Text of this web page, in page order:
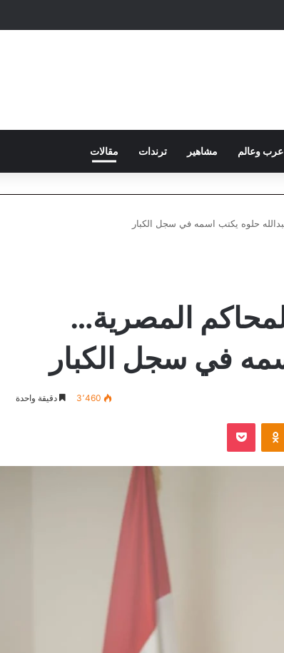
عرب وعالم مشاهير ترندات مقالات
حلوه يكتب اسمه في سجل الكبار
المصرية…
في سجل الكبار
3٬460 دقيقة واحدة